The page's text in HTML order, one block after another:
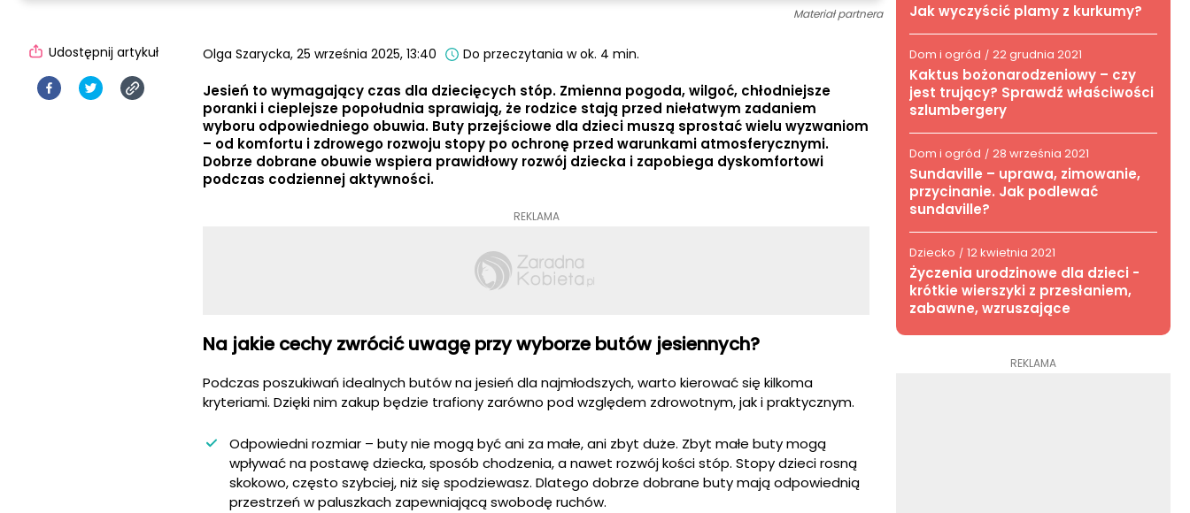
Materiał partnera
Olga Szarycka, 25 września 2025, 13:40 Do przeczytania w ok. 4 min.
Jesień to wymagający czas dla dziecięcych stóp. Zmienna pogoda, wilgoć, chłodniejsze
poranki i cieplejsze popołudnia sprawiają, że rodzice stają przed niełatwym zadaniem
wyboru odpowiedniego obuwia. Buty przejściowe dla dzieci muszą sprostać wielu wyzwaniom
– od komfortu i zdrowego rozwoju stopy po ochronę przed warunkami atmosferycznymi.
Dobrze dobrane obuwie wspiera prawidłowy rozwój dziecka i zapobiega dyskomfortowi
podczas codziennej aktywności.
REKLAMA
Na jakie cechy zwrócić uwagę przy wyborze butów jesiennych?
Podczas poszukiwań idealnych butów na jesień dla najmłodszych, warto kierować się kilkoma
kryteriami. Dzięki nim zakup będzie trafiony zarówno pod względem zdrowotnym, jak i praktycznym.
Odpowiedni rozmiar – buty nie mogą być ani za małe, ani zbyt duże. Zbyt małe buty mogą
wpływać na postawę dziecka, sposób chodzenia, a nawet rozwój kości stóp. Stopy dzieci rosną
skokowo, często szybciej, niż się spodziewasz. Dlatego dobrze dobrane buty mają odpowiednią
przestrzeń w paluszkach zapewniającą swobodę ruchów.
Udostępnij artykuł
Jak wyczyścić plamy z kurkumy?
Dom i ogród / 22 grudnia 2021
Kaktus bożonarodzeniowy – czy
jest trujący? Sprawdź właściwości
szlumbergery
Dom i ogród / 28 września 2021
Sundaville – uprawa, zimowanie,
przycinanie. Jak podlewać
sundaville?
Dziecko / 12 kwietnia 2021
Życzenia urodzinowe dla dzieci -
krótkie wierszyki z przesłaniem,
zabawne, wzruszające
REKLAMA